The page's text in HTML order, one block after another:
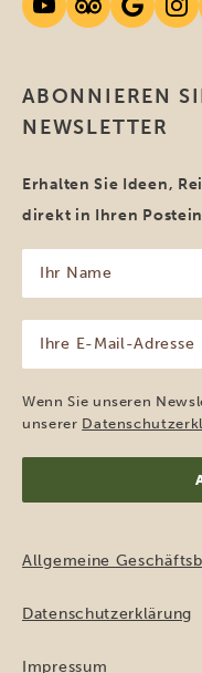
ABONNIEREN
NEWSLETTER
Erhalten Sie Ideen,
direkt in Ihren
Name
(erforderlich)
Mail-
Adresse
(erforderlich)
Wenn Sie unseren
unserer
Allgemeine
Datenschutzerklärung
Impressum